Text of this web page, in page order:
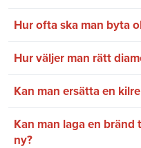
Hur ofta ska man byta
Hur väljer man rätt
Kan man ersätta en
Kan man laga en bränd
ny?